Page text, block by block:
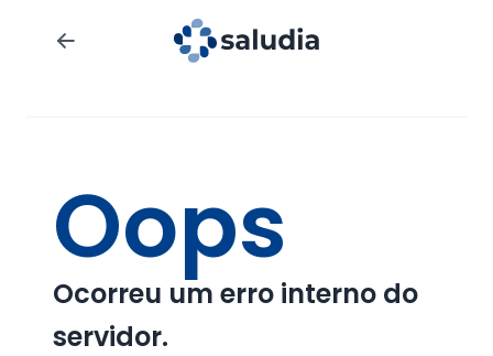
Oops
Ocorreu um erro interno do
servidor.